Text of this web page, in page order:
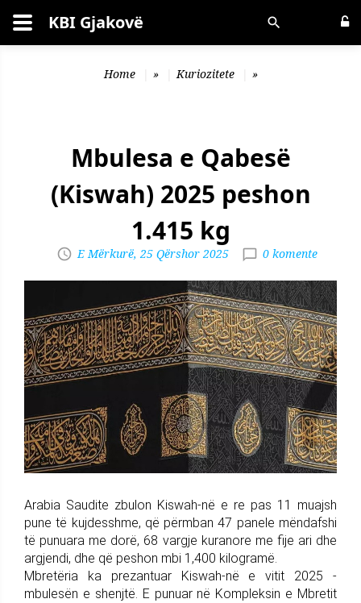
Kërko KBI Gjakovë
Home » Kuriozitete »
Mbulesa e Qabesë
(Kiswah) 2025 peshon
1.415 kg
E Mërkurë, 25 Qërshor 2025 0 komente
Arabia Saudite zbulon Kiswah-në e re pas 11 muajsh
pune të kujdesshme, që përmban 47 panele mëndafshi
të punuara me dorë, 68 vargje kuranore me fije ari dhe
argjendi, dhe që peshon mbi 1,400 kilogramë.
Mbretëria ka prezantuar Kiswah-në e vitit 2025 -
mbulesën e shenjtë. E punuar në Kompleksin e Mbretit